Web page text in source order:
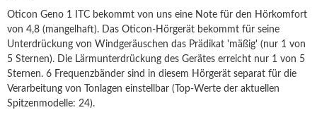
Oticon Geno 1 ITC bekommt von uns eine Note für den Hörkomfort
von 4,8 (mangelhaft). Das Oticon-Hörgerät bekommt für seine
Unterdrückung von Windgeräuschen das Prädikat 'mäßig' (nur 1 von
5 Sternen). Die Lärmunterdrückung des Gerätes erreicht nur 1 von 5
Sternen. 6 Frequenzbänder sind in diesem Hörgerät separat für die
Verarbeitung von Tonlagen einstellbar (Top-Werte der aktuellen
Spitzenmodelle: 24).